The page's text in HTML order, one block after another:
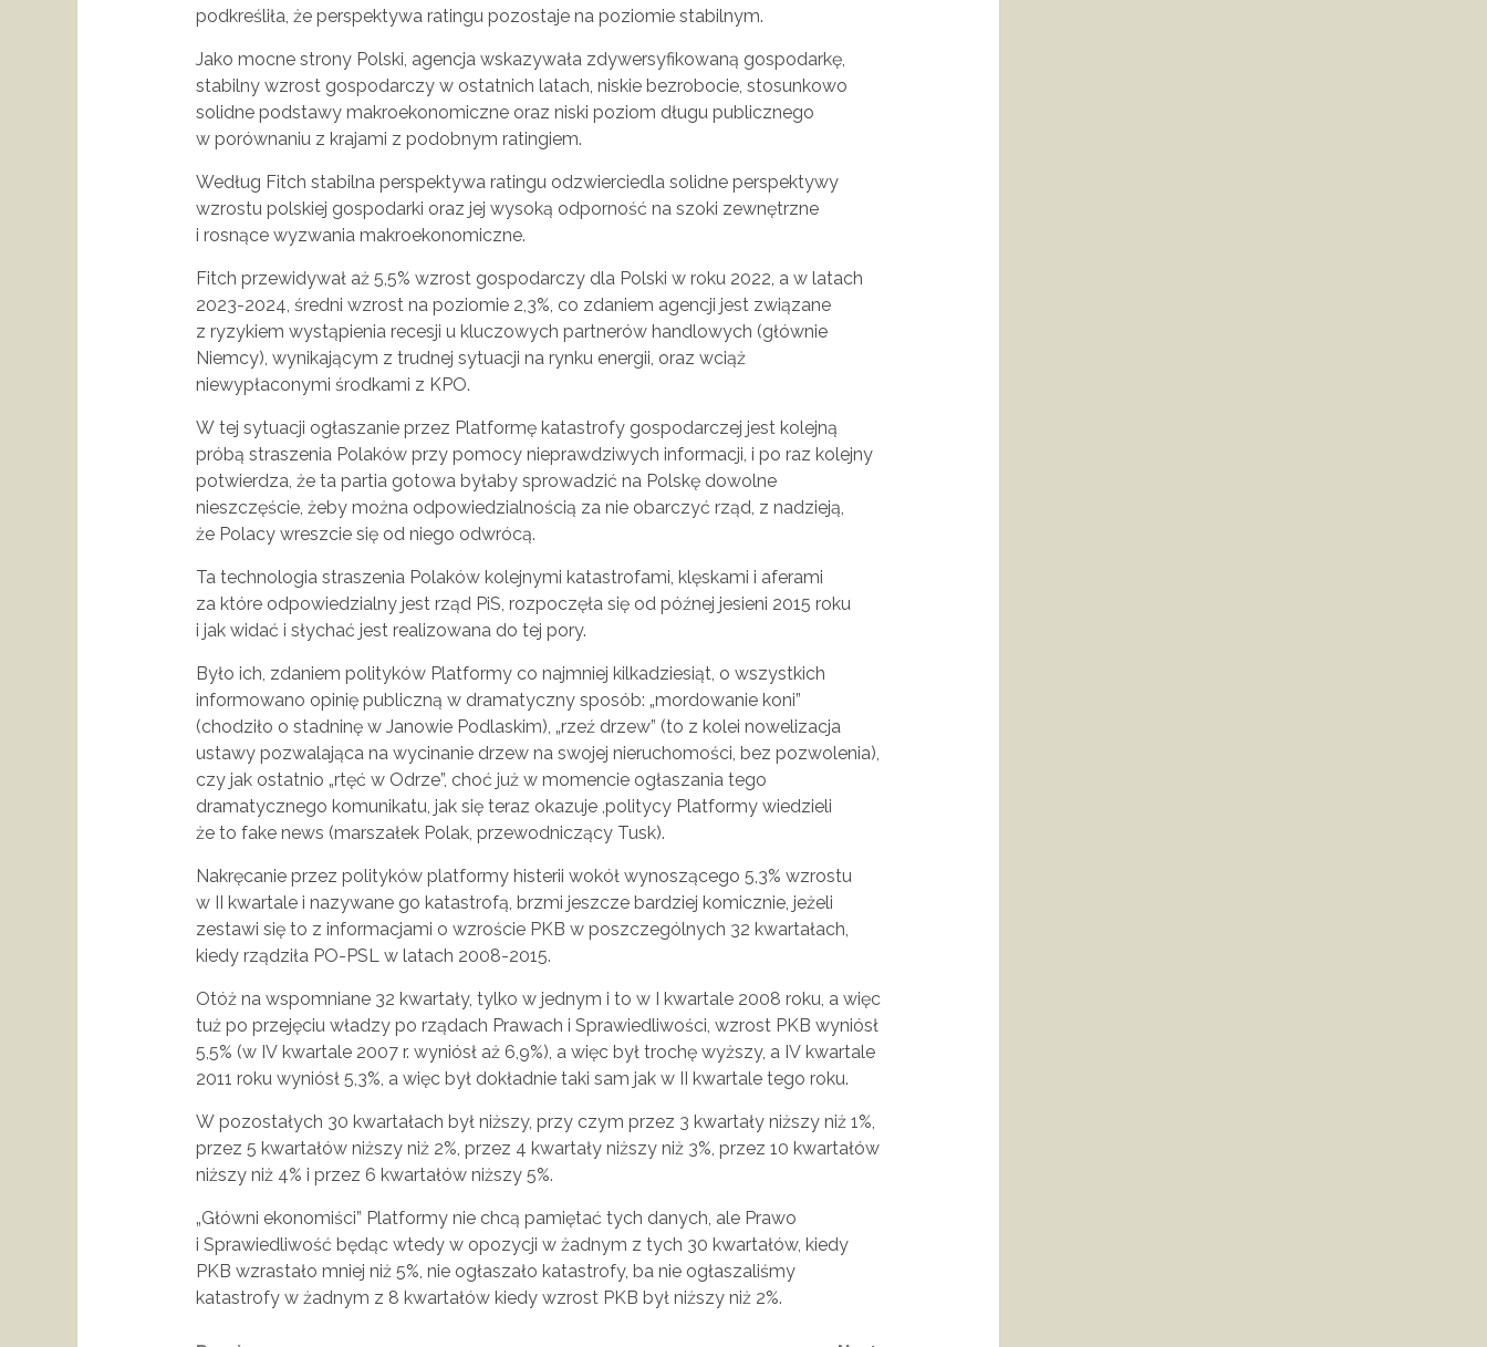
podkreśliła, że perspektywa ratingu pozostaje na poziomie stabilnym.
Jako mocne strony Polski, agencja wskazywała zdywersyfikowaną gospodarkę,
stabilny wzrost gospodarczy w ostatnich latach, niskie bezrobocie, stosunkowo
solidne podstawy makroekonomiczne oraz niski poziom długu publicznego
w porównaniu z krajami z podobnym ratingiem.
Według Fitch stabilna perspektywa ratingu odzwierciedla solidne perspektywy
wzrostu polskiej gospodarki oraz jej wysoką odporność na szoki zewnętrzne
i rosnące wyzwania makroekonomiczne.
Fitch przewidywał aż 5,5% wzrost gospodarczy dla Polski w roku 2022, a w latach
2023-2024, średni wzrost na poziomie 2,3%, co zdaniem agencji jest związane
z ryzykiem wystąpienia recesji u kluczowych partnerów handlowych (głównie
Niemcy), wynikającym z trudnej sytuacji na rynku energii, oraz wciąż
niewypłaconymi środkami z KPO.
W tej sytuacji ogłaszanie przez Platformę katastrofy gospodarczej jest kolejną
próbą straszenia Polaków przy pomocy nieprawdziwych informacji, i po raz kolejny
potwierdza, że ta partia gotowa byłaby sprowadzić na Polskę dowolne
nieszczęście, żeby można odpowiedzialnością za nie obarczyć rząd, z nadzieją,
że Polacy wreszcie się od niego odwrócą.
Ta technologia straszenia Polaków kolejnymi katastrofami, klęskami i aferami
za które odpowiedzialny jest rząd PiS, rozpoczęła się od późnej jesieni 2015 roku
i jak widać i słychać jest realizowana do tej pory.
Było ich, zdaniem polityków Platformy co najmniej kilkadziesiąt, o wszystkich
informowano opinię publiczną w dramatyczny sposób: „mordowanie koni”
(chodziło o stadninę w Janowie Podlaskim), „rzeź drzew” (to z kolei nowelizacja
ustawy pozwalająca na wycinanie drzew na swojej nieruchomości, bez pozwolenia),
czy jak ostatnio „rtęć w Odrze”, choć już w momencie ogłaszania tego
dramatycznego komunikatu, jak się teraz okazuje ,politycy Platformy wiedzieli
że to fake news (marszałek Polak, przewodniczący Tusk).
Nakręcanie przez polityków platformy histerii wokół wynoszącego 5,3% wzrostu
w II kwartale i nazywane go katastrofą, brzmi jeszcze bardziej komicznie, jeżeli
zestawi się to z informacjami o wzroście PKB w poszczególnych 32 kwartałach,
kiedy rządziła PO-PSL w latach 2008-2015.
Otóż na wspomniane 32 kwartały, tylko w jednym i to w I kwartale 2008 roku, a więc
tuż po przejęciu władzy po rządach Prawach i Sprawiedliwości, wzrost PKB wyniósł
5,5% (w IV kwartale 2007 r. wyniósł aż 6,9%), a więc był trochę wyższy, a IV kwartale
2011 roku wyniósł 5,3%, a więc był dokładnie taki sam jak w II kwartale tego roku.
W pozostałych 30 kwartałach był niższy, przy czym przez 3 kwartały niższy niż 1%,
przez 5 kwartałów niższy niż 2%, przez 4 kwartały niższy niż 3%, przez 10 kwartałów
niższy niż 4% i przez 6 kwartałów niższy 5%.
„Główni ekonomiści” Platformy nie chcą pamiętać tych danych, ale Prawo
i Sprawiedliwość będąc wtedy w opozycji w żadnym z tych 30 kwartałów, kiedy
PKB wzrastało mniej niż 5%, nie ogłaszało katastrofy, ba nie ogłaszaliśmy
katastrofy w żadnym z 8 kwartałów kiedy wzrost PKB był niższy niż 2%.